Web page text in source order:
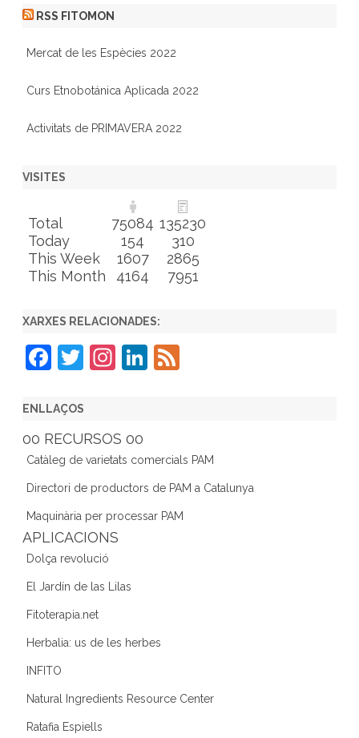
RSS FITOMON
Mercat de les Espècies 2022
Curs Etnobotánica Aplicada 2022
Activitats de PRIMAVERA 2022
VISITES
Total 75084 135230
Today
154
310
This Week
1607
2865
This Month
4164 7951
XARXES RELACIONADES:
F
c
e
b
o
o
k
T
er
In
gr
a
m
Li
dI
n
ENLLAÇOS
00 RECURSOS 00
Catàleg de varietats comercials PAM
Directori de productors de PAM a Catalunya
Maquinària per processar PAM
APLICACIONS
Dolça revolució
El Jardín de las Lilas
Fitoterapia.net
Herbalia: us de les herbes
INFITO
Natural Ingredients Resource Center
Ratafia Espiells